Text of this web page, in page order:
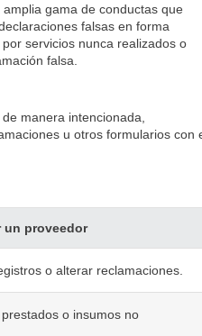
gama de conductas que
falsas en forma
servicios nunca realizados o
falsa.
manera intencionada,
u otros formularios con
un proveedor
o alterar reclamaciones.
o insumos no